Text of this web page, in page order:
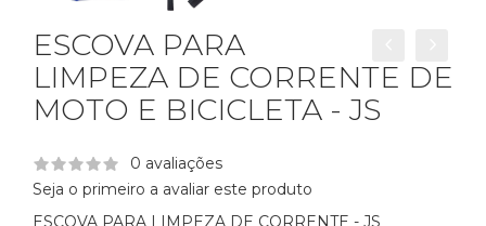
ESCOVA PARA
LIMPEZA DE CORRENTE DE
MOTO E BICICLETA - JS
0 avaliações
Seja o primeiro a avaliar este produto
ESCOVA PARA LIMPEZA DE CORRENTE - JS